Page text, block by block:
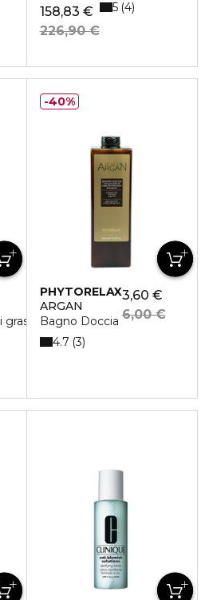
158,83 €
226,90 €
5 4
PHYTORELAX
ARGAN
Bagno Doccia
3,60 €
6,00 €
4.7 3
40%